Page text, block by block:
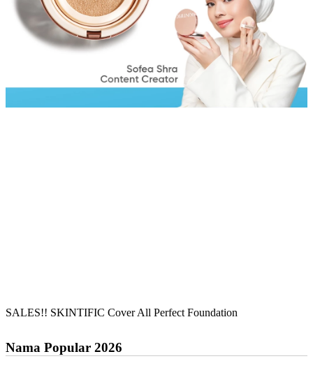
SALES!! SKINTIFIC Cover All Perfect Foundation
Nama Popular 2026